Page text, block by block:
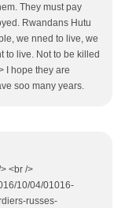
They must pay
Rwandans Hutu
we nned to live, we
to live. Not to be killed
I hope they are
soo many years.
<br />
10/04/01016-
russes-